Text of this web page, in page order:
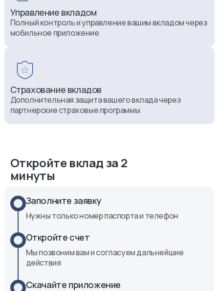
Управление вкладом
Полный контроль и управление вашим вкладом через
мобильное приложение
Страхование вкладов
Дополнительная защита вашего вклада через
партнерские страховые программы
Откройте вклад за 2
минуты
Заполните заявку
Нужны только номер паспорта и телефон
Откройте счет
Мы позвоним вам и согласуем дальнейшие
действия
Скачайте приложение